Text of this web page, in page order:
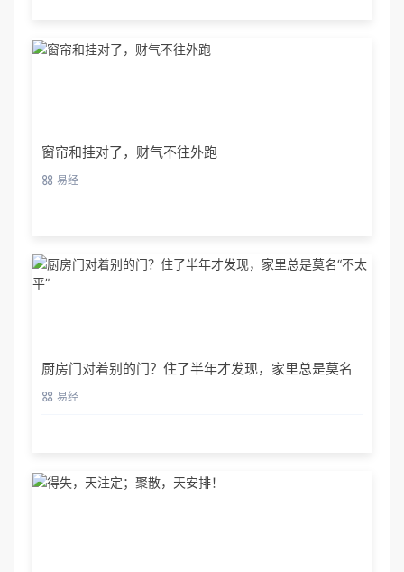
窗帘和挂对了，财气不往外跑
易经
厨房门对着别的门？住了半年才发现，家里总是莫名
“不太平”
易经